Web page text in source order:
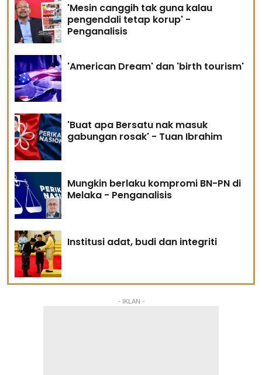
'Mesin canggih tak guna kalau
pengendali tetap korup' -
Penganalisis
'American Dream' dan 'birth tourism'
'Buat apa Bersatu nak masuk
gabungan rosak' - Tuan Ibrahim
Mungkin berlaku kompromi BN-PN di
Melaka - Penganalisis
Institusi adat, budi dan integriti
- IKLAN -